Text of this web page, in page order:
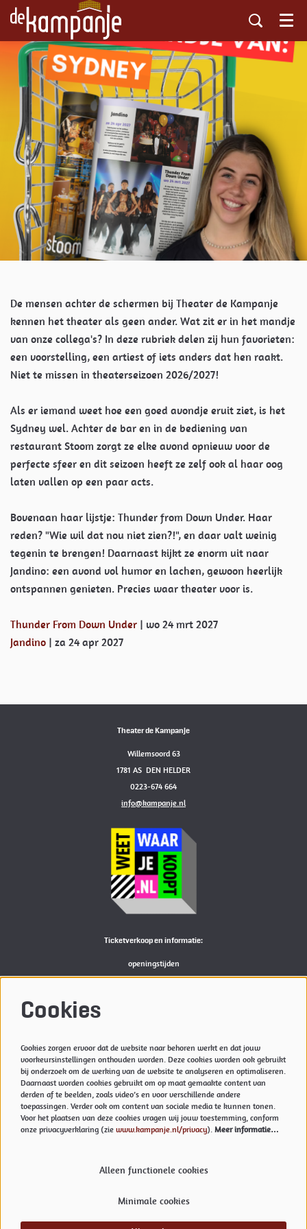
Menu
De mensen achter de schermen bij Theater de Kampanje
kennen het theater als geen ander. Wat zit er in het mandje
van onze collega's? In deze rubriek delen zij hun favorieten:
een voorstelling, een artiest of iets anders dat hen raakt.
Niet te missen in theaterseizoen 2026/2027!
Als er iemand weet hoe een goed avondje eruit ziet, is het
Sydney wel. Achter de bar en in de bediening van
restaurant Stoom zorgt ze elke avond opnieuw voor de
perfecte sfeer en dit seizoen heeft ze zelf ook al haar oog
laten vallen op een paar acts.
Bovenaan haar lijstje: Thunder from Down Under. Haar
reden? "Wie wil dat nou niet zien?!", en daar valt weinig
tegenin te brengen! Daarnaast kijkt ze enorm uit naar
Jandino: een avond vol humor en lachen, gewoon heerlijk
ontspannen genieten. Precies waar theater voor is.
Thunder From Down Under | wo 24 mrt 2027
Jandino | za 24 apr 2027
Theater de Kampanje
Willemsoord 63
1781 AS DEN HELDER
0223-674 664
info@kampanje.nl
Ticketverkoop en informatie:
openingstijden
Bekijkhierde actuele openingstijden van de Kampanje
Privacyverklaring & Cookies
Techniek
Vacatures
Volg ons
Meld je aan voor onze nieuwsbrief.
Cookies
Cookies zorgen ervoor dat de website naar behoren werkt en dat jouw
voorkeursinstellingen onthouden worden. Deze cookies worden ook gebruikt
bij onderzoek om de werking van de website te analyseren en optimaliseren.
Daarnaast worden cookies gebruikt om op maat gemaakte content van
derden af te beelden, zoals video’s en voor verschillende andere
toepassingen. Verder ook om content van sociale media te kunnen tonen.
Voor het plaatsen van deze cookies vragen wij jouw toestemming, conform
onze privacyverklaring (zie www.kampanje.nl/privacy). Meer informatie…
Alleen functionele cookies
Minimale cookies